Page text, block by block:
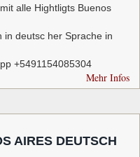
alle Hightligts Buenos
in deutsc her Sprache in
+5491154085304
Mehr Infos
AIRES DEUTSCH